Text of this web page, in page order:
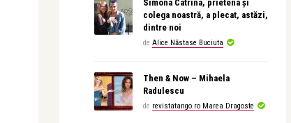
Simona Catrina, prietena și
colega noastră, a plecat, astăzi,
dintre noi
de Alice Năstase Buciuta
Then & Now – Mihaela
Radulescu
de revistatango.ro Marea Dragoste